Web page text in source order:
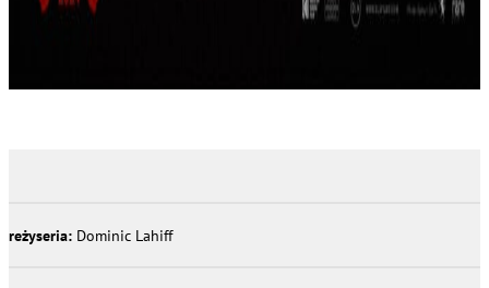
reżyseria: Dominic Lahiff